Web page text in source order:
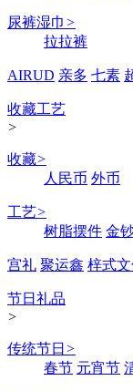
尿裤湿巾 >
拉拉裤
AIRUD 亲多 七素
收藏工艺
>
收藏>
人民币 外币
工艺>
树脂摆件 金
宫礼 聚运鑫 梓式
节日礼品
>
传统节日 >
春节 元宵节